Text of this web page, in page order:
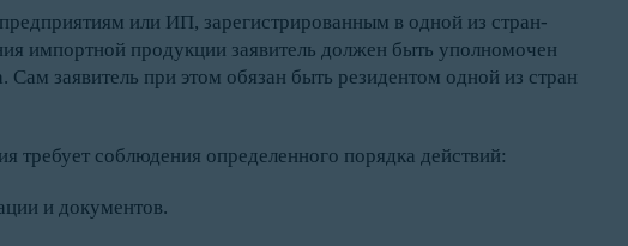
или ИП, зарегистрированным в одной из стран-
импортной продукции заявитель должен быть уполномочен
Сам заявитель при этом обязан быть резидентом одной из стран
требует соблюдения определенного порядка действий:
и документов.